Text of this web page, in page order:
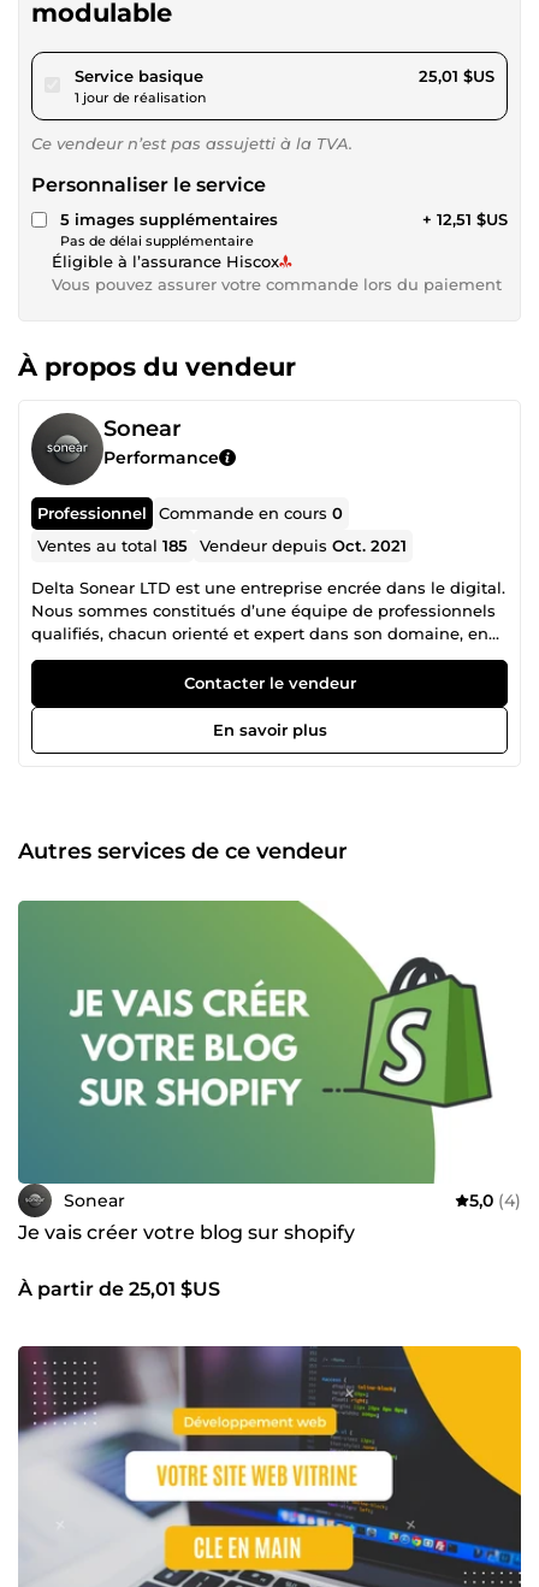
modulable
Service basiquepour 23,05 $US
1 jour de réalisation
25,01 $US
Ce vendeur n’est pas assujetti à la TVA.
Personnaliser le service
5 images supplémentaires
Pas de délai supplémentaire
+ 12,51 $US
Éligible à l’assurance Hiscox
Vous pouvez assurer votre commande lors du paiement
À propos du vendeur
Sonear
Performance
Professionnel Commande en cours0
Ventes au total185 Vendeur depuisOct. 2021
Delta Sonear LTD est une entreprise encrée dans le digital.
Nous sommes constitués d’une équipe de professionnels
qualifiés, chacun orienté et expert dans son domaine, en
collaboration mutuelle pour un accompagnement
irréprochable dans la réalisation de vos projets. N’hésitez
donc pas à consulter la liste des différents services que
nous proposons et nous contacter pour tout autre besoin
spécifique en rapport avec nos services.
Contacter le vendeur
En savoir plus
Autres services de ce vendeur
Sonear 5,0 (4)
Je vais créer votre blog sur shopify
À partir de 25,01 $US